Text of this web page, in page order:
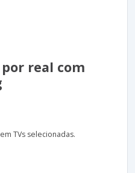
real com
TVs selecionadas.